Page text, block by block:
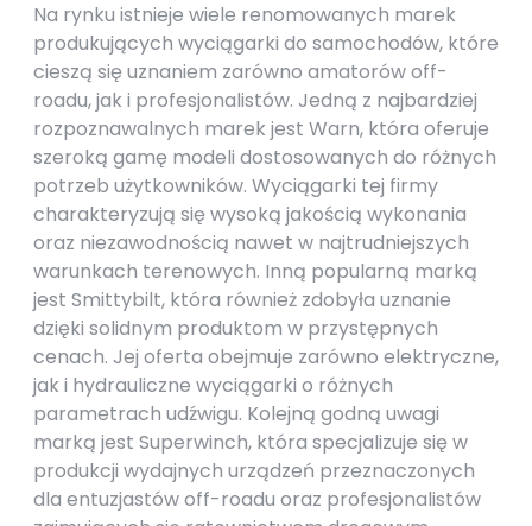
Na rynku istnieje wiele renomowanych marek
produkujących wyciągarki do samochodów, które
cieszą się uznaniem zarówno amatorów off-
roadu, jak i profesjonalistów. Jedną z najbardziej
rozpoznawalnych marek jest Warn, która oferuje
szeroką gamę modeli dostosowanych do różnych
potrzeb użytkowników. Wyciągarki tej firmy
charakteryzują się wysoką jakością wykonania
oraz niezawodnością nawet w najtrudniejszych
warunkach terenowych. Inną popularną marką
jest Smittybilt, która również zdobyła uznanie
dzięki solidnym produktom w przystępnych
cenach. Jej oferta obejmuje zarówno elektryczne,
jak i hydrauliczne wyciągarki o różnych
parametrach udźwigu. Kolejną godną uwagi
marką jest Superwinch, która specjalizuje się w
produkcji wydajnych urządzeń przeznaczonych
dla entuzjastów off-roadu oraz profesjonalistów